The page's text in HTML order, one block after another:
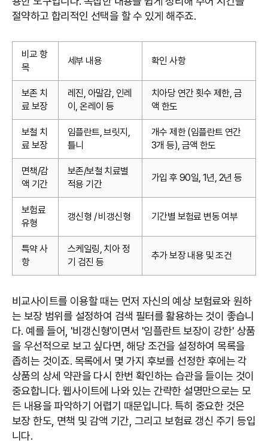
절약하고 합리적인 선택을 할 수 있게 해주죠.
비교 항
목
세부 내용 확인 사항
보존 치
료 보장
레진, 아말감, 인레
이, 온레이 등
치아당 연간 횟수 제한, 금
액 한도
보철 치
료 보장
임플란트, 브릿지,
틀니
개수 제한 (임플란트 연간
3개 등), 금액 한도
면책/감
액 기간
보존/보철 치료별
적용 기간
가입 후 90일, 1년, 2년 등
보험료
유형
갱신형 / 비갱신형 기간별 보험료 변동 여부
특약 사
항
스케일링, 치아 정
기 검진 등
추가 보장 내용 및 조건
비교사이트를 이용할 때는 먼저 자신의 예상 보험료와 원하
는 보장 범위를 설정하여 검색 필터를 활용하는 것이 좋습니
다. 예를 들어, '비갱신형'이면서 '임플란트 보장이 강한' 상품
을 우선적으로 보고 싶다면, 해당 조건을 설정하여 목록을
좁히는 것이죠. 목록에서 몇 가지 후보를 선정한 후에는 각
상품의 상세 약관을 다시 한번 확인하는 습관을 들이는 것이
중요합니다. 웹사이트에 나와 있는 간략한 설명만으로는 모
든 내용을 파악하기 어렵기 때문입니다. 특히 중요한 것은
보장 한도, 면책 및 감액 기간, 그리고 보험료 갱신 주기 등입
니다.